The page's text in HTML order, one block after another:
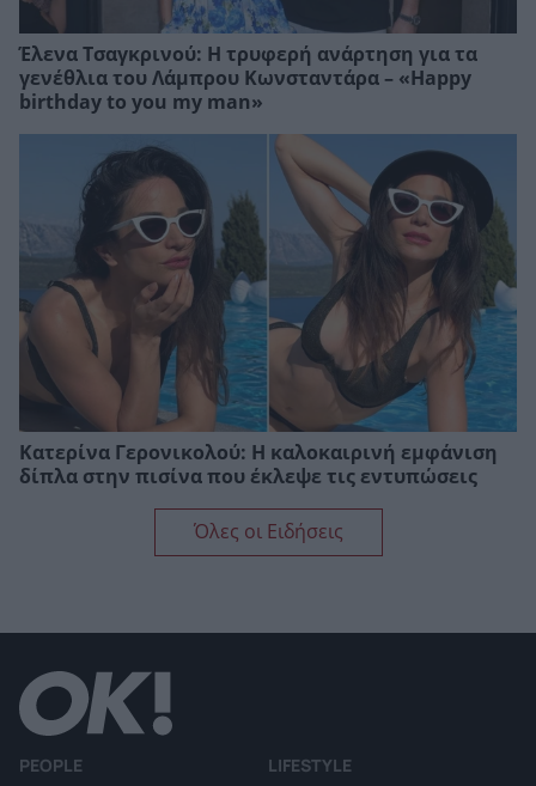
Έλενα Τσαγκρινού: Η τρυφερή ανάρτηση για τα
γενέθλια του Λάμπρου Κωνσταντάρα – «Happy
birthday to you my man»
Κατερίνα Γερονικολού: Η καλοκαιρινή εμφάνιση
δίπλα στην πισίνα που έκλεψε τις εντυπώσεις
Όλες οι Ειδήσεις
PEOPLE
LIFESTYLE